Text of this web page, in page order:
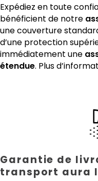
Expédiez en toute
bénéficient de notre
une couverture
d’une protection
immédiatement une
étendue. Plus
Garantie de
transport aura